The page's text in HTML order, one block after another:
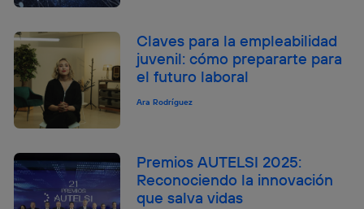
Claves para la empleabilidad
juvenil: cómo prepararte para
el futuro laboral
Ara Rodríguez
Premios AUTELSI 2025:
Reconociendo la innovación
que salva vidas